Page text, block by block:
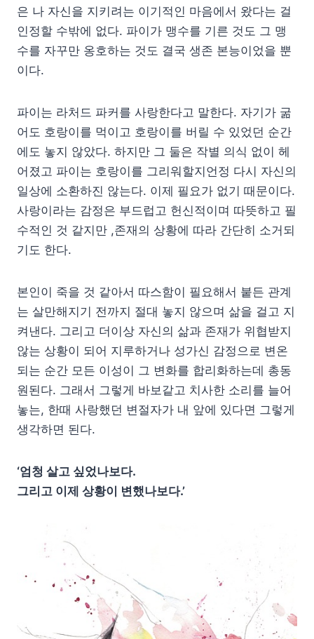
은 나 자신을 지키려는 이기적인 마음에서 왔다는 걸
인정할 수밖에 없다. 파이가 맹수를 기른 것도 그 맹
수를 자꾸만 옹호하는 것도 결국 생존 본능이었을 뿐
이다.
파이는 라처드 파커를 사랑한다고 말한다. 자기가 굶
어도 호랑이를 먹이고 호랑이를 버릴 수 있었던 순간
에도 놓지 않았다. 하지만 그 둘은 작별 의식 없이 헤
어졌고 파이는 호랑이를 그리워할지언정 다시 자신의
일상에 소환하진 않는다. 이제 필요가 없기 때문이다.
사랑이라는 감정은 부드럽고 헌신적이며 따뜻하고 필
수적인 것 같지만 ,존재의 상황에 따라 간단히 소거되
기도 한다.
본인이 죽을 것 같아서 따스함이 필요해서 붙든 관계
는 살만해지기 전까지 절대 놓지 않으며 삶을 걸고 지
켜낸다. 그리고 더이상 자신의 삶과 존재가 위협받지
않는 상황이 되어 지루하거나 성가신 감정으로 변온
되는 순간 모든 이성이 그 변화를 합리화하는데 총동
원된다. 그래서 그렇게 바보같고 치사한 소리를 늘어
놓는, 한때 사랑했던 변절자가 내 앞에 있다면 그렇게
생각하면 된다.
‘엄청 살고 싶었나보다.
그리고 이제 상황이 변했나보다.’